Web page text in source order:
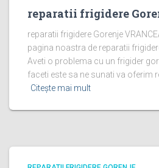
reparatii frigidere
reparatii frigidere Gorenje
pagina noastra de reparatii
Aveti o problema cu un frigider
faceti este sa ne sunati va oferim
Citește mai mult